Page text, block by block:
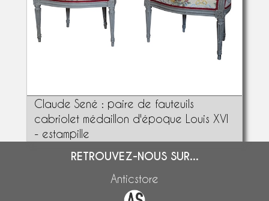
Claude Sené : paire de fauteuils
cabriolet médaillon d'époque Louis XVI
- estampille
RETROUVEZ-NOUS SUR...
Anticstore